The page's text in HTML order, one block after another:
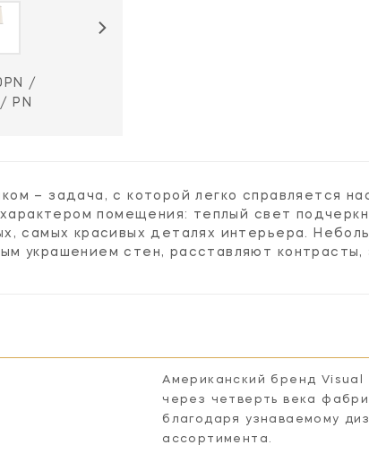
/
PN
– задача, с которой легко справляется
помещения: теплый свет
самых красивых деталях интерьера.
украшением стен, расставляют
Американский бренд
через четверть века
благодаря узнаваемому
ассортимента.